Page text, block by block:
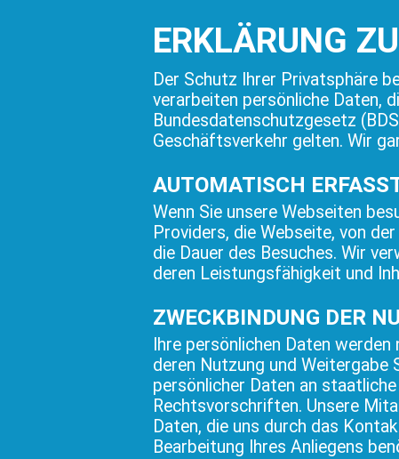
ERKLÄRUNG
Der Schutz Ihrer Privatsphäre
verarbeiten persönliche Daten,
Bundesdatenschutzgesetz
Geschäftsverkehr gelten. Wir
AUTOMATISCH
Wenn Sie unsere Webseiten
Providers, die Webseite, von
die Dauer des Besuches. Wir
deren Leistungsfähigkeit und
ZWECKBINDUNG DER
Ihre persönlichen Daten
deren Nutzung und Weitergabe
persönlicher Daten an
Rechtsvorschriften. Unsere
Daten, die uns durch das
Bearbeitung Ihres Anliegens